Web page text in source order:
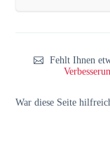
Fehlt Ihnen
War diese Seite